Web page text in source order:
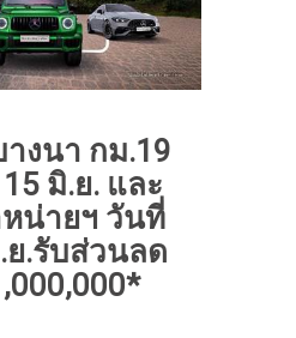
างนา กม.19
มิ.ย. และ
น่ายฯ วันที่
ย.รับส่วนลด